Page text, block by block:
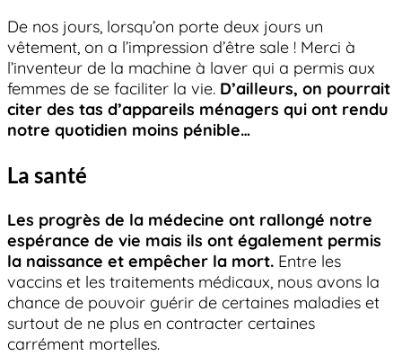
De nos jours, lorsqu’on porte deux jours un
vêtement, on a l’impression d’être sale ! Merci à
l’inventeur de la machine à laver qui a permis aux
femmes de se faciliter la vie. D’ailleurs, on pourrait
citer des tas d’appareils ménagers qui ont rendu
notre quotidien moins pénible…
La santé
Les progrès de la médecine ont rallongé notre
espérance de vie mais ils ont également permis
la naissance et empêcher la mort. Entre les
vaccins et les traitements médicaux, nous avons la
chance de pouvoir guérir de certaines maladies et
surtout de ne plus en contracter certaines
carrément mortelles.